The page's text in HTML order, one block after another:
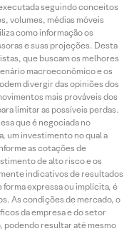
seguindo conceitos
volumes, médias móveis
como informação os
e suas projeções. Desta
que buscam os melhores
macroeconômico e os
divergir das opiniões dos
mais prováveis dos
limitar as possíveis perdas.
que é negociada no
um investimento no qual a
as cotações de
de alto risco e os
indicativos de resultados
expressa ou implícita, é
As condições de mercado, o
da empresa e do setor
podendo resultar até mesmo